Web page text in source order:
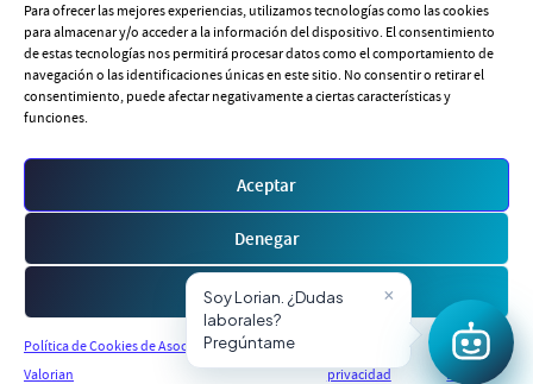
Para ofrecer las mejores experiencias, utilizamos tecnologías como las cookies
para almacenar y/o acceder a la información del dispositivo. El consentimiento
de estas tecnologías nos permitirá procesar datos como el comportamiento de
navegación o las identificaciones únicas en este sitio. No consentir o retirar el
consentimiento, puede afectar negativamente a ciertas características y
funciones.
Aceptar
Denegar
Ver preferencias
Política de Cookies de Asociaciones Sindicales
Valorian
privacidad
Aviso
Legal
© 2026 Valorian. Todos los derechos reservados. -